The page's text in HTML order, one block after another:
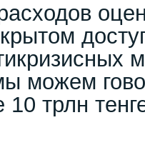
можем
трлн